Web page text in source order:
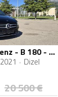
Mercedes Benz - B 180 - 2.0
2021 Dizel
20 500€